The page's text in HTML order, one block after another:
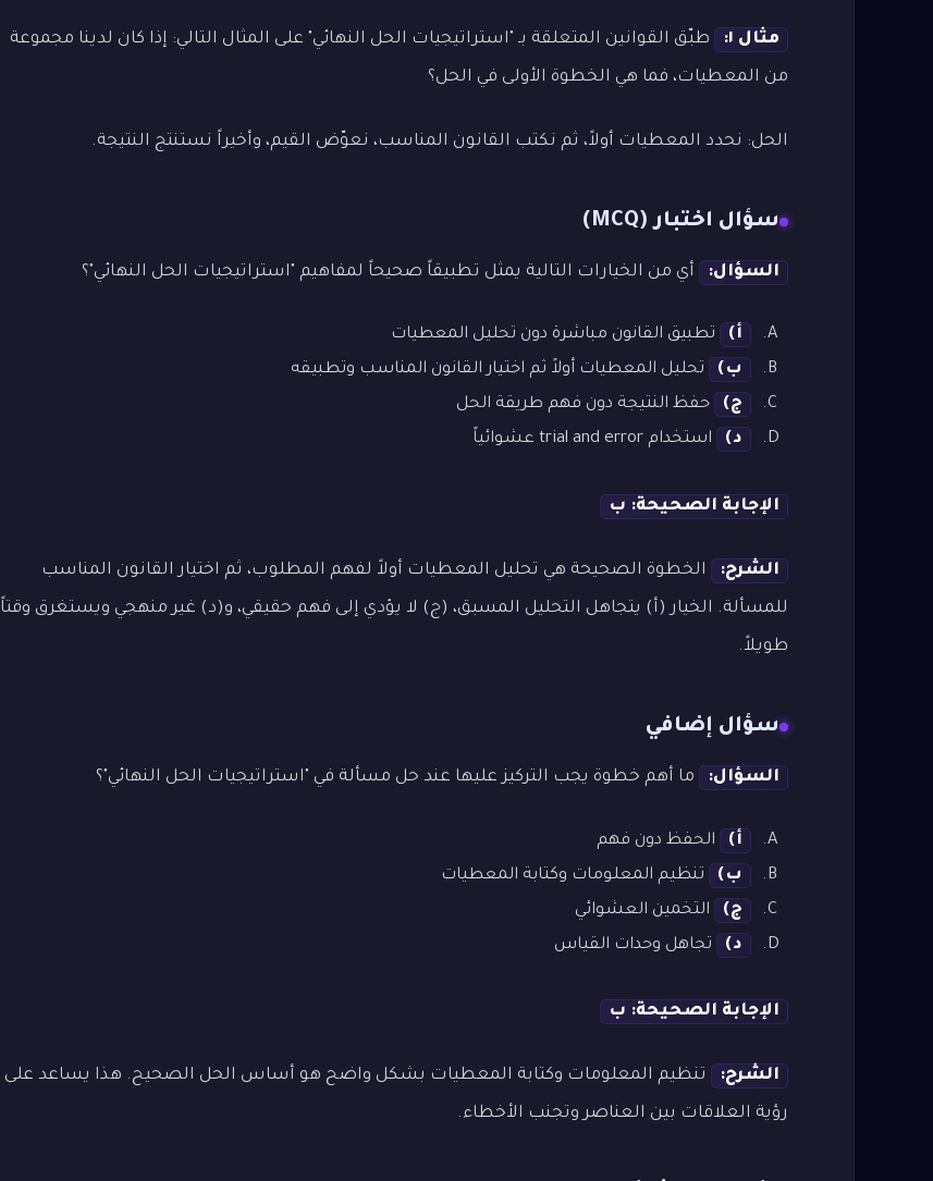
مثال ١: طبّق القوانين المتعلقة بـ "استراتيجيات الحل النهائي" على المثال التالي: إذا كان لدينا مجموعة
من المعطيات، فما هي الخطوة الأولى في الحل؟
الحل: نحدد المعطيات أولاً، ثم نكتب القانون المناسب، نعوّض القيم، وأخيراً نستنتج النتيجة.
سؤال اختبار (MCQ)
السؤال: أي من الخيارات التالية يمثل تطبيقاً صحيحاً لمفاهيم "استراتيجيات الحل النهائي"؟
أ)
تطبيق القانون مباشرة دون تحليل المعطيات
ب)
تحليل المعطيات أولاً ثم اختيار القانون المناسب وتطبيقه
ج)
حفظ النتيجة دون فهم طريقة الحل
د)
استخدام trial and error عشوائياً
الإجابة الصحيحة: ب
الشرح: الخطوة الصحيحة هي تحليل المعطيات أولاً لفهم المطلوب، ثم اختيار القانون المناسب
للمسألة. الخيار (أ) يتجاهل التحليل المسبق، (ج) لا يؤدي إلى فهم حقيقي، و(د) غير منهجي ويستغرق وقتاً
طويلاً.
سؤال إضافي
السؤال: ما أهم خطوة يجب التركيز عليها عند حل مسألة في "استراتيجيات الحل النهائي"؟
أ)
الحفظ دون فهم
ب)
تنظيم المعلومات وكتابة المعطيات
ج)
التخمين العشوائي
د)
تجاهل وحدات القياس
الإجابة الصحيحة: ب
الشرح: تنظيم المعلومات وكتابة المعطيات بشكل واضح هو أساس الحل الصحيح. هذا يساعد على
رؤية العلاقات بين العناصر وتجنب الأخطاء.